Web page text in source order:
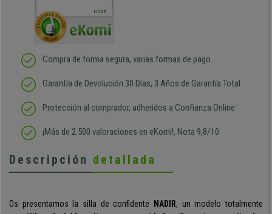
MORE...
Compra de forma segura, varias formas de pago
Garantía de Devolución 30 Días, 3 Años de Garantía Total
Protección al comprador, adheridos a Confianza Online
¡Más de 2.500 valoraciones en eKomi!, Nota 9,8/10
Descripción detallada
Os presentamos la silla de confidente NADIR, un modelo totalmente